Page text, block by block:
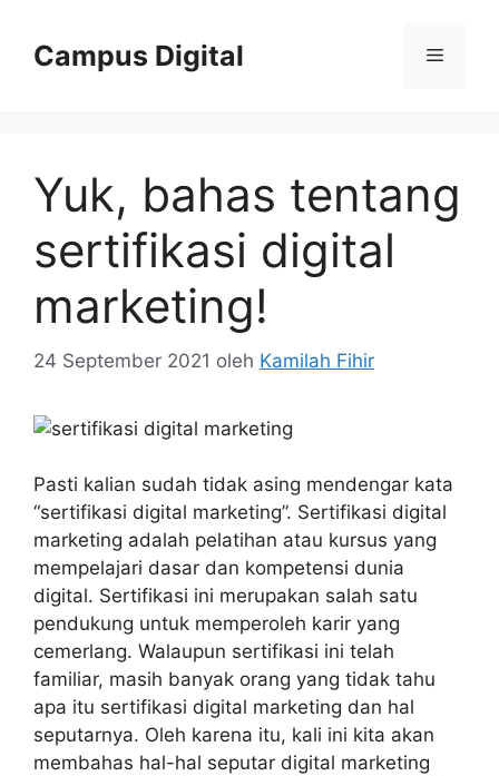
Campus Digital Menu
Yuk, bahas tentang
sertifikasi digital
marketing!
24 September 2021 oleh Kamilah Fihir
Pasti kalian sudah tidak asing mendengar kata
“sertifikasi digital marketing”. Sertifikasi digital
marketing adalah pelatihan atau kursus yang
mempelajari dasar dan kompetensi dunia
digital. Sertifikasi ini merupakan salah satu
pendukung untuk memperoleh karir yang
cemerlang. Walaupun sertifikasi ini telah
familiar, masih banyak orang yang tidak tahu
apa itu sertifikasi digital marketing dan hal
seputarnya. Oleh karena itu, kali ini kita akan
membahas hal-hal seputar digital marketing